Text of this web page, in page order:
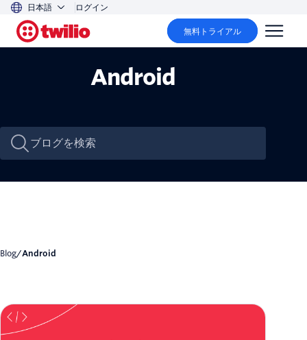
日本語 ログイン
無料トライアル
Android
Blog/ Android